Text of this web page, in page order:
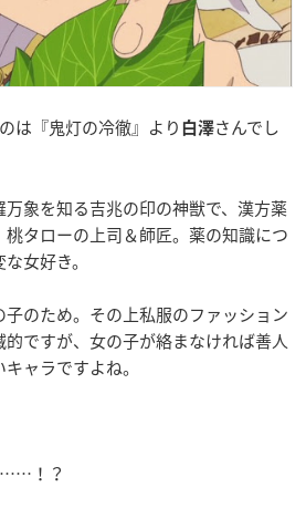
は『鬼灯の冷徹』より 白澤さんでし
象を知る吉兆の印の神獣で、漢方薬
タローの上司＆師匠。薬の知識につ
女好き。
のため。その上私服のファッション
的ですが、女の子が絡まなければ善人
ャラですよね。
……！？